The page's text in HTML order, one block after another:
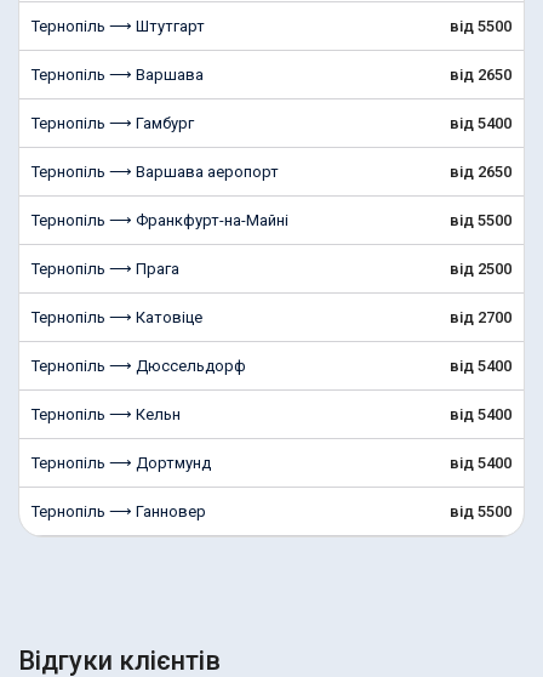
Тернопіль ⟶ Штутгарт від 5500
Тернопіль ⟶ Варшава від 2650
Тернопіль ⟶ Гамбург від 5400
Тернопіль ⟶ Варшава аеропорт від 2650
Тернопіль ⟶ Франкфурт-на-Майні від 5500
Тернопіль ⟶ Прага від 2500
Тернопіль ⟶ Катовіце від 2700
Тернопіль ⟶ Дюссельдорф від 5400
Тернопіль ⟶ Кельн від 5400
Тернопіль ⟶ Дортмунд від 5400
Тернопіль ⟶ Ганновер від 5500
Відгуки клієнтів